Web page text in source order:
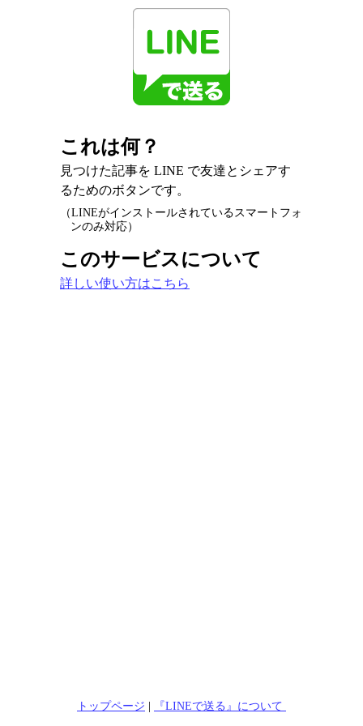
これは何？
見つけた記事を LINE で友達とシェアす
るためのボタンです。
（LINEがインストールされているスマートフォ
ンのみ対応）
このサービスについて
詳しい使い方はこちら
トップページ | 『LINEで送る』について